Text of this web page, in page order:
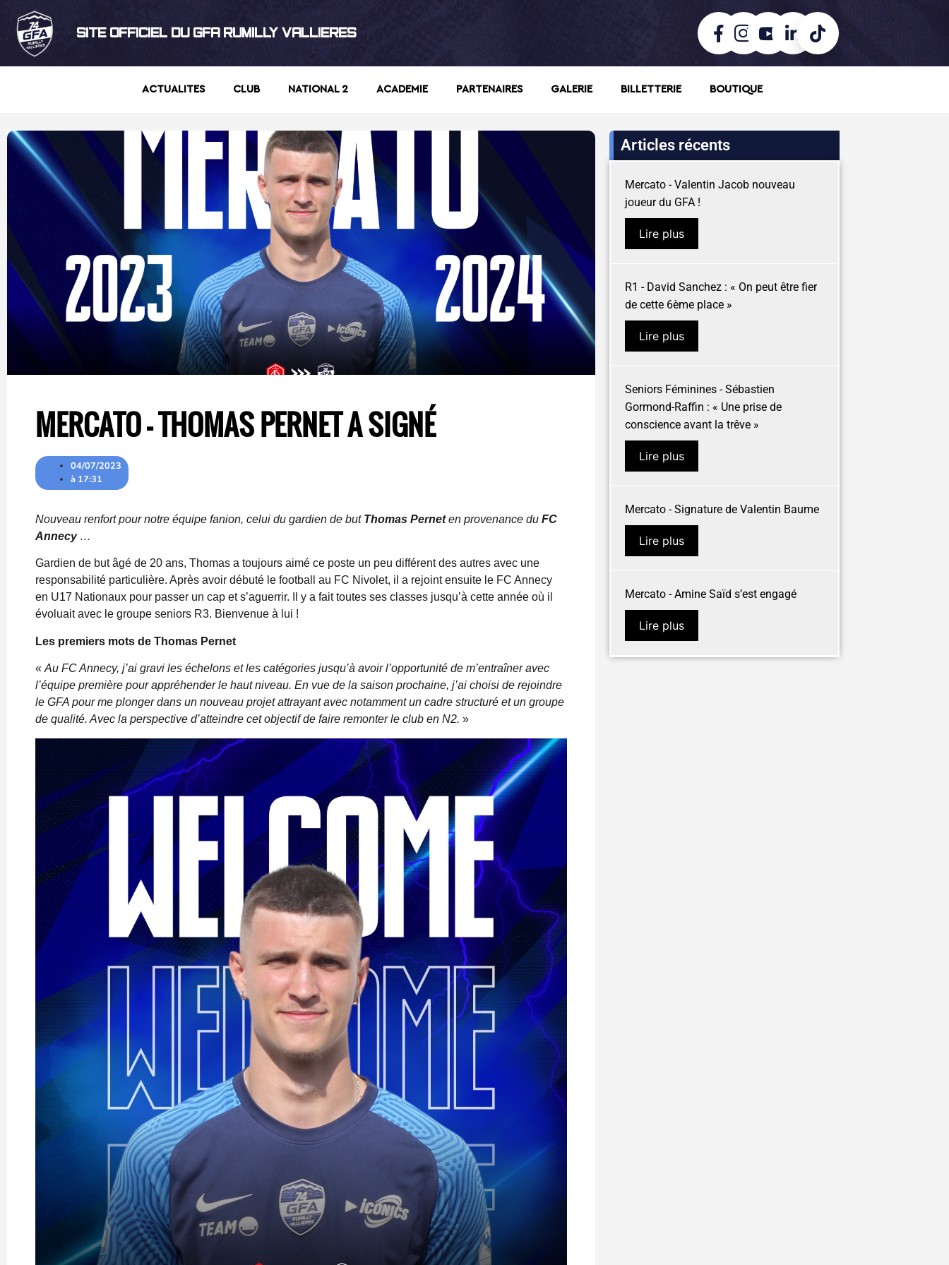
SITE OFFICIEL DU GFA RUMILLY VALLIERES
ACTUALITES CLUB NATIONAL 2 ACADEMIE PARTENAIRES GALERIE BILLETTERIE BOUTIQUE
MERCATO – THOMAS PERNET A SIGNÉ
04/07/2023
à 17:31
Nouveau renfort pour notre équipe fanion, celui du gardien de but Thomas Perneten provenance du FC
Annecy…
Gardien de but âgé de 20 ans, Thomas a toujours aimé ce poste un peu différent des autres avec une
responsabilité particulière. Après avoir débuté le football au FC Nivolet, il a rejoint ensuite le FC Annecy
en U17 Nationaux pour passer un cap et s’aguerrir. Il y a fait toutes ses classes jusqu’à cette année où il
évoluait avec le groupe seniors R3. Bienvenue à lui !
Les premiers mots de Thomas Pernet
« Au FC Annecy, j’ai gravi les échelons et les catégories jusqu’à avoir l’opportunité de m’entraîner avec
l’équipe première pour appréhender le haut niveau. En vue de la saison prochaine, j’ai choisi de rejoindre
le GFA pour me plonger dans un nouveau projet attrayant avec notamment un cadre structuré et un groupe
de qualité. Avec la perspective d’atteindre cet objectif de faire remonter le club en N2. »
Articles récents
Mercato - Valentin Jacob nouveau
joueur du GFA !
Lire plus
R1 - David Sanchez : « On peut être fier
de cette 6ème place »
Lire plus
Seniors Féminines - Sébastien
Gormond-Raffin : « Une prise de
conscience avant la trêve »
Lire plus
Mercato - Signature de Valentin Baume
Lire plus
Mercato - Amine Saïd s’est engagé
Lire plus